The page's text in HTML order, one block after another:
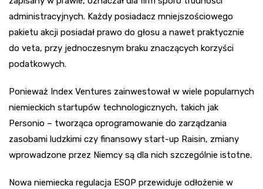
administracyjnych. Każdy posiadacz mniejszościowego
pakietu akcji posiadał prawo do głosu a nawet praktycznie
do veta, przy jednoczesnym braku znaczących korzyści
podatkowych.
Ponieważ Index Ventures zainwestował w wiele popularnych
niemieckich startupów technologicznych, takich jak
Personio – tworząca oprogramowanie do zarządzania
zasobami ludzkimi czy finansowy start-up Raisin, zmiany
wprowadzone przez Niemcy są dla nich szczególnie istotne.
Nowa niemiecka regulacja ESOP przewiduje odłożenie w